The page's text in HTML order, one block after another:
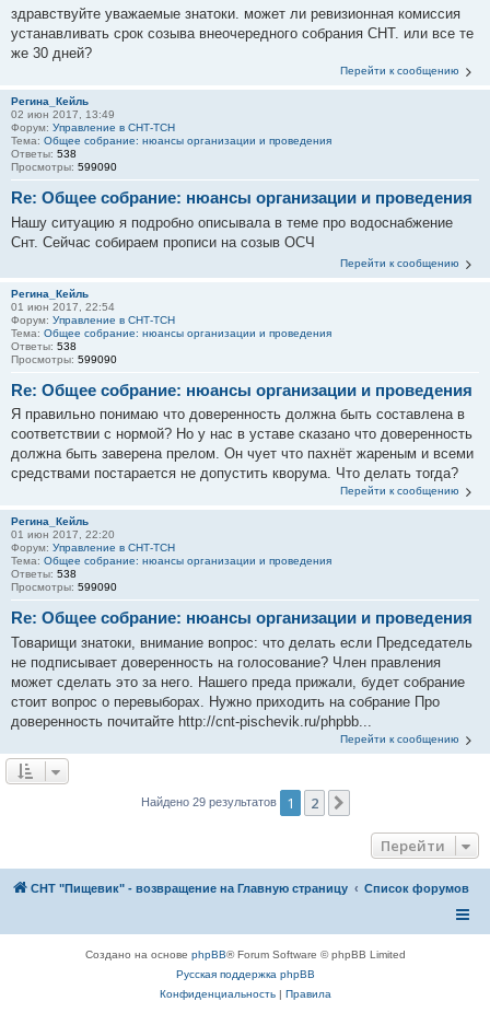
здравствуйте уважаемые знатоки. может ли ревизионная комиссия
устанавливать срок созыва внеочередного собрания СНТ. или все те
же 30 дней?
Перейти к сообщению
Регина_Кейль
02 июн 2017, 13:49
Форум: Управление в СНТ-ТСН
Тема: Общее собрание: нюансы организации и проведения
Ответы: 538
Просмотры: 599090
Re: Общее собрание: нюансы организации и проведения
Нашу ситуацию я подробно описывала в теме про водоснабжение
Снт. Сейчас собираем прописи на созыв ОСЧ
Перейти к сообщению
Регина_Кейль
01 июн 2017, 22:54
Форум: Управление в СНТ-ТСН
Тема: Общее собрание: нюансы организации и проведения
Ответы: 538
Просмотры: 599090
Re: Общее собрание: нюансы организации и проведения
Я правильно понимаю что доверенность должна быть составлена в
соответствии с нормой? Но у нас в уставе сказано что доверенность
должна быть заверена прелом. Он чует что пахнёт жареным и всеми
средствами постарается не допустить кворума. Что делать тогда?
Перейти к сообщению
Регина_Кейль
01 июн 2017, 22:20
Форум: Управление в СНТ-ТСН
Тема: Общее собрание: нюансы организации и проведения
Ответы: 538
Просмотры: 599090
Re: Общее собрание: нюансы организации и проведения
Товарищи знатоки, внимание вопрос: что делать если Председатель
не подписывает доверенность на голосование? Член правления
может сделать это за него. Нашего преда прижали, будет собрание
стоит вопрос о перевыборах. Нужно приходить на собрание Про
доверенность почитайте http://cnt-pischevik.ru/phpbb...
Перейти к сообщению
Найдено 29 результатов 1 2
Перейти
СНТ "Пищевик" - возвращение на Главную страницу Список форумов
Создано на основе phpBB® Forum Software © phpBB Limited
Русская поддержка phpBB
Конфиденциальность| Правила